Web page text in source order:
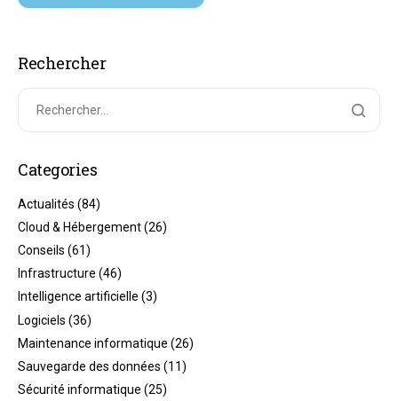
Rechercher
Categories
Actualités (84)
Cloud & Hébergement(26)
Conseils (61)
Infrastructure (46)
Intelligence artificielle (3)
Logiciels (36)
Maintenance informatique (26)
Sauvegarde des données (11)
Sécurité informatique (25)